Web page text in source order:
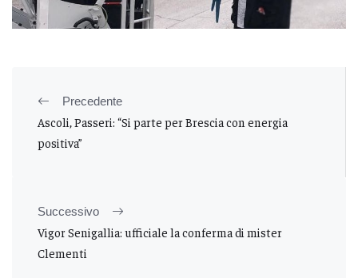
Precedente
Ascoli, Passeri: “Si parte per Brescia con energia
positiva”
Successivo
Vigor Senigallia: ufficiale la conferma di mister
Clementi